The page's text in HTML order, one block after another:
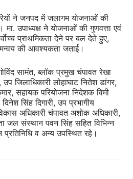
ने जनपद में जलागम योजनाओं की
मा. उपाध्यक्ष ने योजनाओं की गुणवत्ता एवं
प्राथमिकता देने पर बल देते हुए,
की आवश्यकता जताई।
सामंत, ब्लॉक प्रमुख चंपावत रेखा
उप जिलाधिकारी लोहाघाट नितेश डांगर,
सहायक परियोजना निदेशक विमी
सिंह दिगारी, उप प्रभागीय
अधिकारी चंपावत अशोक अधिकारी,
जल संस्थान पवन सिंह सहित विभिन्न
प्रतिनिधि व अन्य उपस्थित रहे।